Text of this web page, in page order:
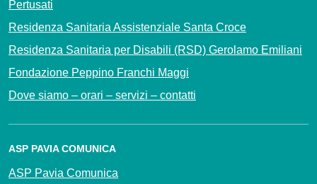
Pertusati
Residenza Sanitaria Assistenziale Santa Croce
Residenza Sanitaria per Disabili (RSD) Gerolamo Emiliani
Fondazione Peppino Franchi Maggi
Dove siamo – orari – servizi – contatti
ASP PAVIA COMUNICA
ASP Pavia Comunica